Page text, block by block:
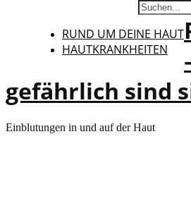
RUND UM DEINE HAUT
HAUTKRANKHEITEN
gefährlich sind
Einblutungen in und auf der Haut